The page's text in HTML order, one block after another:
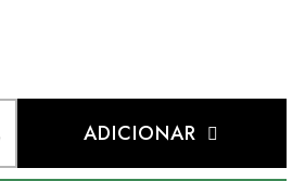
ADICIONAR